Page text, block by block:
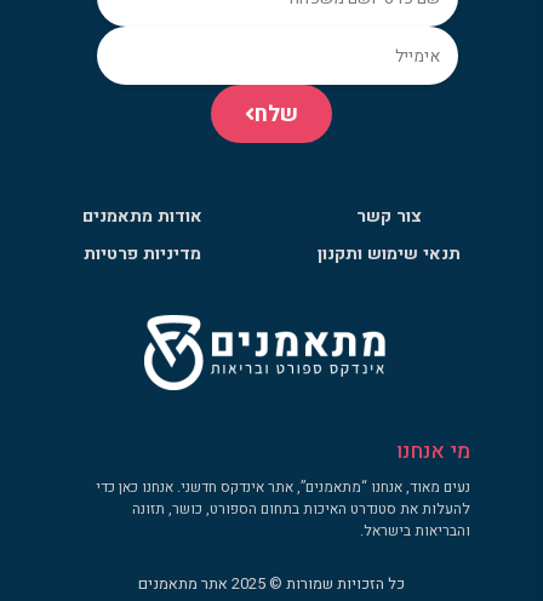
שלח
צור קשר
אודות מתאמנים
תנאי שימוש ותקנון
מדיניות פרטיות
מי אנחנו
נעים מאוד, אנחנו “מתאמנים”, אתר אינדקס חדשני. אנחנו כאן כדי
להעלות את סטנדרט האיכות בתחום הספורט, כושר, תזונה
והבריאות בישראל.
כל הזכויות שמורות © 2025 אתר מתאמנים